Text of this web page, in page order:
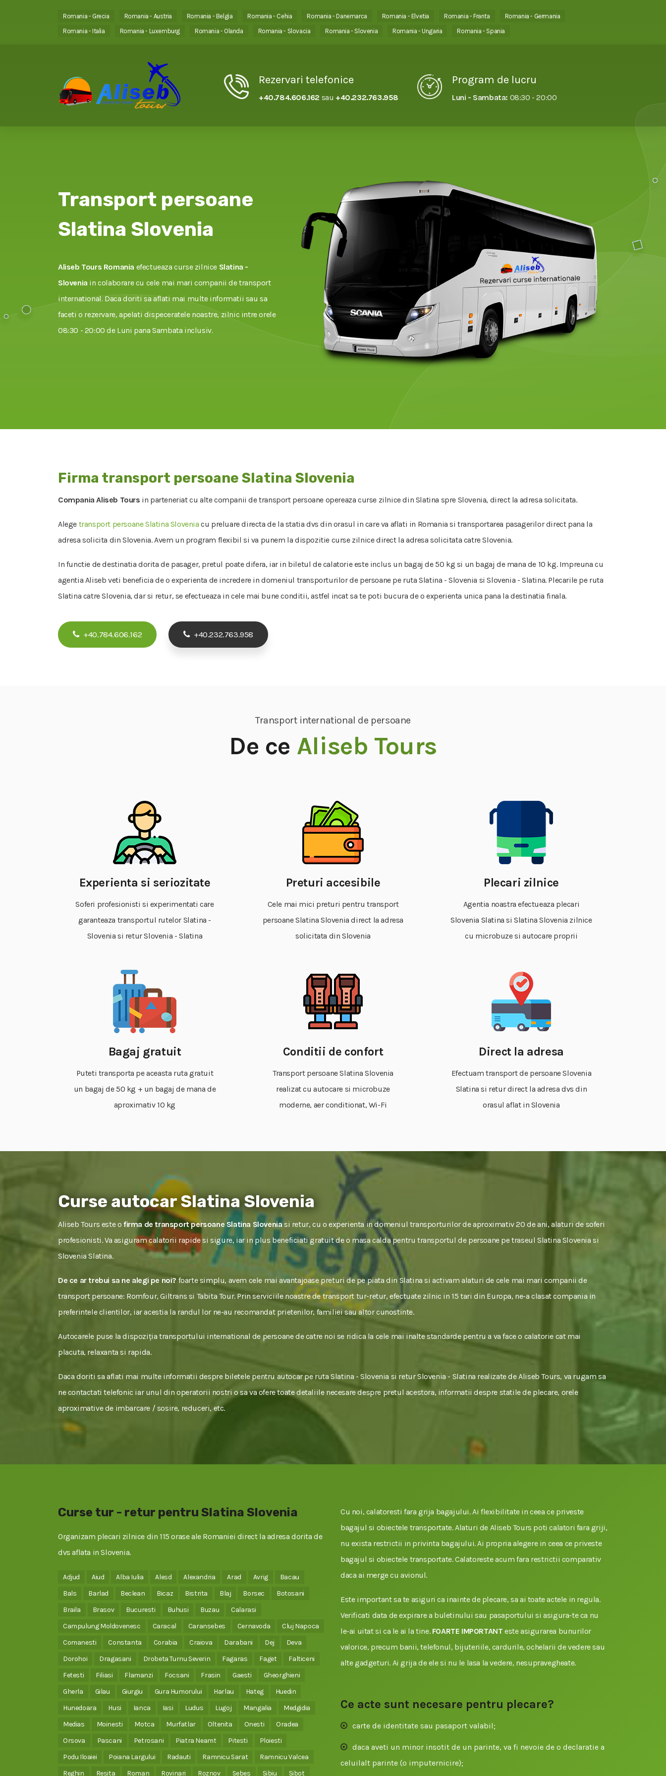
Romania - Grecia Romania - Austria Romania - Belgia Romania - Cehia Romania - Danemarca Romania - Elvetia Romania - Franta
Romania - Germania
Romania - Italia
Romania - Luxemburg Romania - Olanda Romania - Slovacia Romania - Slovenia Romania - Ungaria Romania - Spania
Rezervari telefonice
+40.784.606.162 sau +40.232.763.958
Program de lucru
Luni - Sambata: 08:30 - 20:00
Transport persoane
Slatina Slovenia
Aliseb Tours Romania efectueaza curse zilnice Slatina -
Slovenia in colaborare cu cele mai mari companii de transport
international. Daca doriti sa aflati mai multe informatii sau sa
faceti o rezervare, apelati dispeceratele noastre, zilnic intre orele
08:30 - 20:00 de Luni pana Sambata inclusiv.
Firma transport persoane Slatina Slovenia
Compania Aliseb Tours in parteneriat cu alte companii de transport persoane opereaza curse zilnice din Slatina spre Slovenia, direct la adresa solicitata.
Alege transport persoane Slatina Slovenia cu preluare directa de la statia dvs din orasul in care va aflati in Romania si transportarea pasagerilor direct pana la
adresa solicita din Slovenia. Avem un program flexibil si va punem la dispozitie curse zilnice direct la adresa solicitata catre Slovenia.
In functie de destinatia dorita de pasager, pretul poate difera, iar in biletul de calatorie este inclus un bagaj de 50 kg si un bagaj de mana de 10 kg. Impreuna cu
agentia Aliseb veti beneficia de o experienta de incredere in domeniul transporturilor de persoane pe ruta Slatina - Slovenia si Slovenia - Slatina. Plecarile pe ruta
Slatina catre Slovenia, dar si retur, se efectueaza in cele mai bune conditii, astfel incat sa te poti bucura de o experienta unica pana la destinatia finala.
+40.784.606.162 +40.232.763.958
Transport international de persoane
De ce Aliseb Tours
Experienta si seriozitate
Soferi profesionisti si experimentati care
garanteaza transportul rutelor Slatina -
Slovenia si retur Slovenia - Slatina
Preturi accesibile
Cele mai mici preturi pentru transport
persoane Slatina Slovenia direct la adresa
solicitata din Slovenia
Plecari zilnice
Agentia noastra efectueaza plecari
Slovenia Slatina si Slatina Slovenia zilnice
cu microbuze si autocare proprii
Bagaj gratuit
Puteti transporta pe aceasta ruta gratuit
un bagaj de 50 kg + un bagaj de mana de
aproximativ 10 kg
Conditii de confort
Transport persoane Slatina Slovenia
realizat cu autocare si microbuze
moderne, aer conditionat, Wi-Fi
Direct la adresa
Efectuam transport de persoane Slovenia
Slatina si retur direct la adresa dvs din
orasul aflat in Slovenia
Curse autocar Slatina Slovenia
Aliseb Tours este o firma de transport persoane Slatina Sloveniasi retur, cu o experienta in domeniul transporturilor de aproximativ 20 de ani, alaturi de soferi
profesionisti. Va asiguram calatorii rapide si sigure, iar in plus beneficiati gratuit de o masa calda pentru transportul de persoane pe traseul Slatina Slovenia si
Slovenia Slatina.
De ce ar trebui sa ne alegi pe noi? foarte simplu, avem cele mai avantajoase preturi de pe piata din Slatina si activam alaturi de cele mai mari companii de
transport persoane: Romfour, Giltrans si Tabita Tour. Prin serviciile noastre de transport tur-retur, efectuate zilnic in 15 tari din Europa, ne-a clasat compania in
preferintele clientilor, iar acestia la randul lor ne-au recomandat prietenilor, familiei sau altor cunostinte.
Autocarele puse la dispoziția transportului international de persoane de catre noi se ridica la cele mai inalte standarde pentru a va face o calatorie cat mai
placuta, relaxanta si rapida.
Daca doriti sa aflati mai multe informatii despre biletele pentru autocar pe ruta Slatina - Slovenia si retur Slovenia - Slatina realizate de Aliseb Tours, va rugam sa
ne contactati telefonic iar unul din operatorii nostri o sa va ofere toate detaliile necesare despre pretul acestora, informatii despre statile de plecare, orele
aproximative de imbarcare / sosire, reduceri, etc.
Curse tur - retur pentru Slatina Slovenia
Organizam plecari zilnice din 115 orase ale Romaniei direct la adresa dorita de
dvs aflata in Slovenia.
Adjud Aiud Alba Iulia Alesd Alexandria Arad Avrig
Bacau
Bals
Barlad Beclean Bicaz Bistrita Blaj Borsec
Botosani
Braila
Brasov Bucuresti Buhusi Buzau
Calarasi
Campulung Moldovenesc
Caracal Caransebes Cernavoda
Cluj Napoca
Comanesti
Constanta Corabia Craiova Darabani Dej
Deva
Dorohoi
Dragasani Drobeta Turnu Severin Fagaras Faget
Falticeni
Fetesti
Filiasi Flamanzi Focsani Frasin Gaesti
Gheorghieni
Gherla
Gilau Giurgiu Gura Humorului Harlau Hateg
Huedin
Hunedoara
Husi Ianca Iasi Ludus Lugoj Mangalia
Medgidia
Medias
Moinesti Motca Murfatlar Oltenita Onesti
Oradea
Orsova
Pascani Petrosani Piatra Neamt Pitesti
Ploiesti
Podu Iloaiei
Poiana Largului Radauti Ramnicu Sarat
Ramnicu Valcea
Reghin
Resita Roman Rovinari Roznov Sebes Sibiu Sibot
Cu noi, calatoresti fara grija bagajului. Ai flexibilitate in ceea ce priveste
bagajul si obiectele transportate. Alaturi de Aliseb Tours poti calatori fara griji,
nu exista restrictii in privinta bagajului. Ai propria alegere in ceea ce priveste
bagajul si obiectele transportate. Calatoreste acum fara restrictii comparativ
daca ai merge cu avionul.
Este important sa te asiguri ca inainte de plecare, sa ai toate actele in regula.
Verificati data de expirare a buletinului sau pasaportului si asigura-te ca nu
le-ai uitat si ca le ai la tine. FOARTE IMPORTANT este asigurarea bunurilor
valorice, precum banii, telefonul, bijuteriile, cardurile, ochelarii de vedere sau
alte gadgeturi. Ai grija de ele si nu le lasa la vedere, nesupravegheate.
Ce acte sunt necesare pentru plecare?
carte de identitate sau pasaport valabil;
daca aveti un minor insotit de un parinte, va fi nevoie de o declaratie a
celuilalt parinte (o imputernicire);